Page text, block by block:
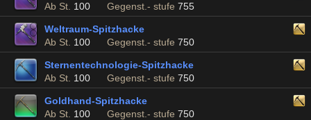
Ab St. 100 Gegenst.- stufe 755
Weltraum-Spitzhacke
Ab St. 100 Gegenst.- stufe 750
Sternentechnologie-Spitzhacke
Ab St. 100 Gegenst.- stufe 750
Goldhand-Spitzhacke
Ab St. 100 Gegenst.- stufe 750